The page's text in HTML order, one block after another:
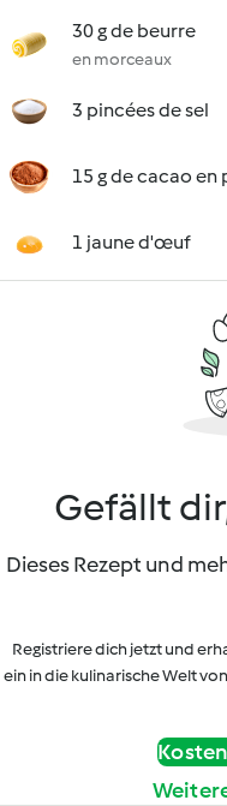
30 g de beurre
en morceaux
3 pincées de sel
15 g de cacao en
1 jaune d'œuf
Gefällt
Dieses Rezept und
Registriere dich jetzt und
ein in die kulinarische Welt